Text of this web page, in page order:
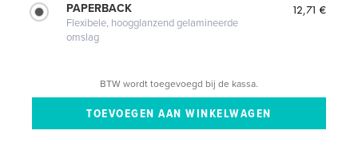
PAPERBACK
Flexibele, hoogglanzend gelamineerde
omslag
12,71 €
BTW wordt toegevoegd bij de kassa.